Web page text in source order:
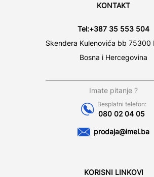
KONTAKT
Tel:+387 35 553 504
Skendera Kulenovića bb 75300
Bosna i Hercegovina
Imate pitanje ?
Besplatni telefon:
080 02 04 05
prodaja@imel.ba
KORISNI LINKOVI